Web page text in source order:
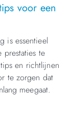
voor een
is essentieel
prestaties te
en richtlijnen
te zorgen dat
meegaat.